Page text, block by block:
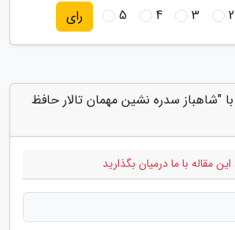
2
3
4
5 رای
"شاهباز سدره نشین مهمان تالار حافظ
مقاله با ما درمیان بگذارید